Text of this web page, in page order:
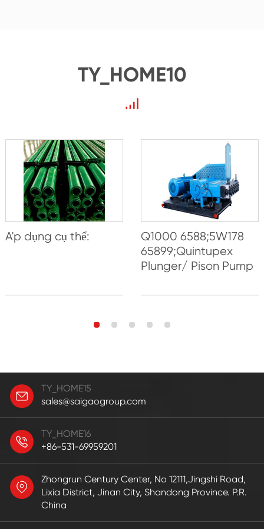
TY_HOME10
A'p dụng cụ thể:
Q1000 6588;5W178
65899;Quintupex
Plunger/ Pison Pump
TY_HOME15
sales@saigaogroup.com
TY_HOME16
+86-531-69959201
Zhongrun Century Center, No 12111,Jingshi Road,
Lixia District, Jinan City, Shandong Province. P.R.
China